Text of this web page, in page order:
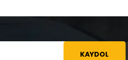
KAYDOL